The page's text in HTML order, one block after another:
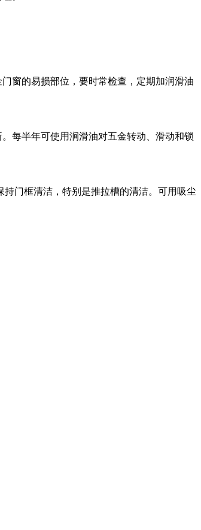
窗的易损部位，要时常检查，定期加润滑油
每半年可使用涧滑油对五金转动、滑动和锁
门框清洁，特别是推拉槽的清洁。可用吸尘